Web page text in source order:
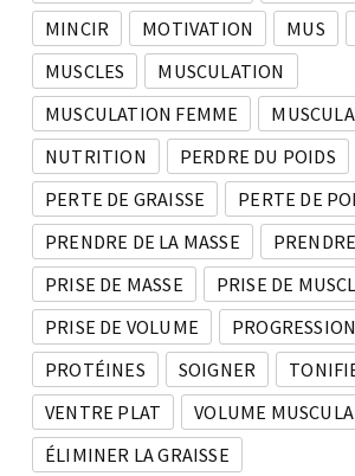
MINCIR
MOTIVATION MUS
MUSCLES
MUSCULATION
MUSCULATION FEMME
NUTRITION
PERDRE DU POIDS
PERTE DE GRAISSE
PERTE DE
PRENDRE DE LA MASSE
PRISE DE MASSE
PRISE DE
PRISE DE VOLUME
PROGRESSION
PROTÉINES
SOIGNER
VENTRE PLAT
VOLUME
ÉLIMINER LA GRAISSE